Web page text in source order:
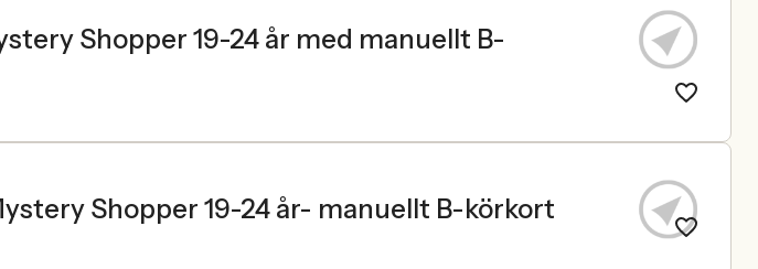
Shopper 19-24 år med manuellt B-
Shopper 19-24 år- manuellt B-körkort